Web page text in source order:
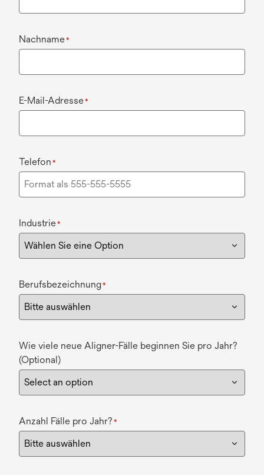
Nachname*
E-Mail-Adresse*
Telefon *
Industrie*
Berufsbezeichnung*
Wie viele neue Aligner-Fälle beginnen Sie pro Jahr?
(Optional)
Anzahl Fälle pro Jahr? *